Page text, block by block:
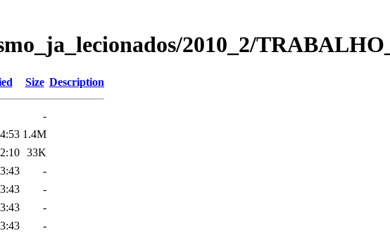
2010_2/
Size Description
-
1.4M
33K
-
-
-
-